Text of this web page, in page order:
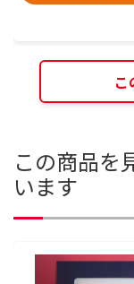
こ
この商品を
います